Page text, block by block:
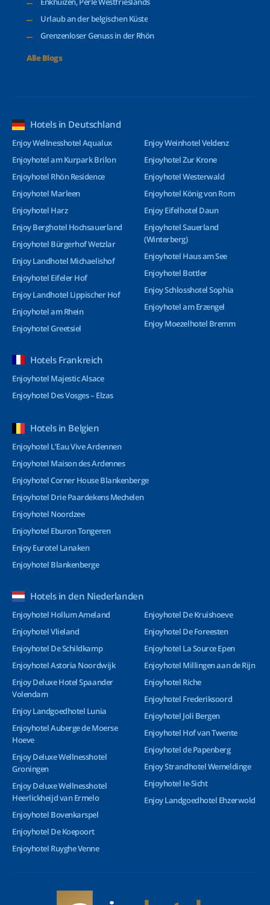
Urlaub an der belgischen Küste
Grenzenloser Genuss in der Rhön
Alle Blogs
Hotels in Deutschland
Enjoy Wellnesshotel Aqualux
Enjoyhotel am Kurpark Brilon
Enjoyhotel Rhön Residence
Enjoyhotel Marleen
Enjoyhotel Harz
Enjoy Berghotel Hochsauerland
Enjoyhotel Bürgerhof Wetzlar
Enjoy Landhotel Michaelishof
Enjoyhotel Eifeler Hof
Enjoy Landhotel Lippischer Hof
Enjoyhotel am Rhein
Enjoyhotel Greetsiel
Enjoy Weinhotel Veldenz
Enjoyhotel Zur Krone
Enjoyhotel Westerwald
Enjoyhotel König von Rom
Enjoy Eifelhotel Daun
Enjoyhotel Sauerland
(Winterberg)
Enjoyhotel Haus am See
Enjoyhotel Bottler
Enjoy Schlosshotel Sophia
Enjoyhotel am Erzengel
Enjoy Moezelhotel Bremm
Hotels Frankreich
Enjoyhotel Majestic Alsace
Enjoyhotel Des Vosges – Elzas
Hotels in Belgien
Enjoyhotel L’Eau Vive Ardennen
Enjoyhotel Maison des Ardennes
Enjoyhotel Corner House Blankenberge
Enjoyhotel Drie Paardekens Mechelen
Enjoyhotel Noordzee
Enjoyhotel Eburon Tongeren
Enjoy Eurotel Lanaken
Enjoyhotel Blankenberge
Hotels in den Niederlanden
Enjoyhotel Hollum Ameland
Enjoyhotel Vlieland
Enjoyhotel De Schildkamp
Enjoyhotel Astoria Noordwijk
Enjoy Deluxe Hotel Spaander
Volendam
Enjoy Landgoedhotel Lunia
Enjoyhotel Auberge de Moerse
Hoeve
Enjoy Deluxe Wellnesshotel
Groningen
Enjoy Deluxe Wellnesshotel
Heerlickheijd van Ermelo
Enjoyhotel Bovenkarspel
Enjoyhotel De Koepoort
Enjoyhotel Ruyghe Venne
Enjoyhotel De Kruishoeve
Enjoyhotel De Foreesten
Enjoyhotel La Source Epen
Enjoyhotel Millingen aan de Rijn
Enjoyhotel Riche
Enjoyhotel Frederiksoord
Enjoyhotel Joli Bergen
Enjoyhotel Hof van Twente
Enjoyhotel de Papenberg
Enjoy Strandhotel Wemeldinge
Enjoyhotel Ie-Sicht
Enjoy Landgoedhotel Ehzerwold